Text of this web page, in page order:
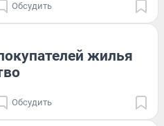
Обсудить
жилья
Обсудить